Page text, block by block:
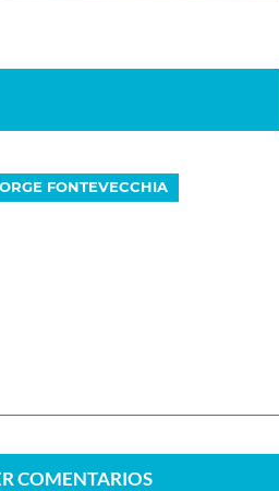
FONTEVECCHIA
COMENTARIOS